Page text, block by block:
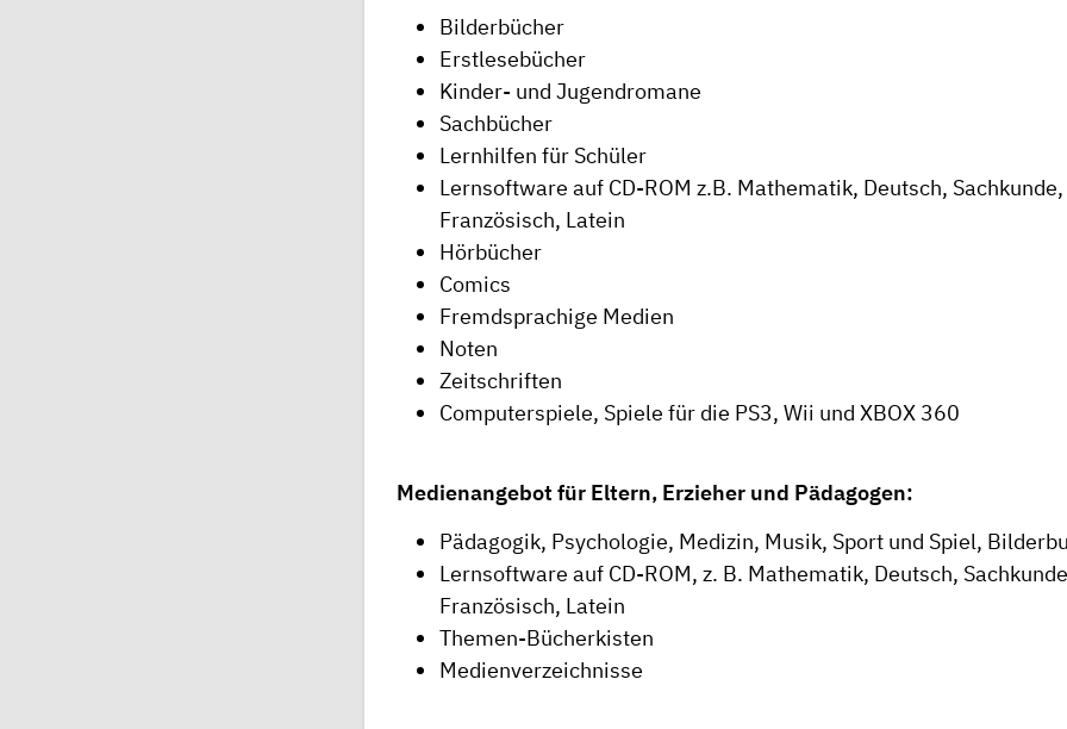
Bilderbücher
Erstlesebücher
Kinder- und Jugendromane
Sachbücher
Lernhilfen für Schüler
Lernsoftware auf CD-ROM z.B. Mathematik, Deutsch,
Französisch, Latein
Hörbücher
Comics
Fremdsprachige Medien
Noten
Zeitschriften
Computerspiele, Spiele für die PS3, Wii und XBOX 360
Medienangebot für Eltern, Erzieher und Pädagogen:
Pädagogik, Psychologie, Medizin, Musik, Sport und Spiel,
Lernsoftware auf CD-ROM, z. B. Mathematik, Deutsch,
Französisch, Latein
Themen-Bücherkisten
Medienverzeichnisse